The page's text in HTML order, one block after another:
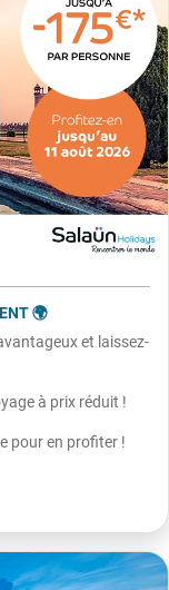
🌍
et laissez-
à prix réduit !
pour en profiter !